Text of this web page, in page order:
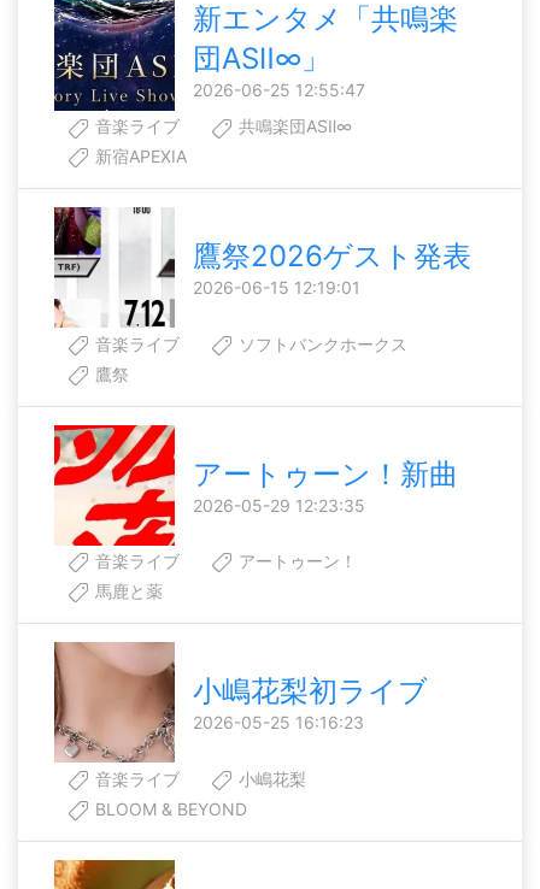
新エンタメ「共鳴楽
団ASⅡ∞」
2026-06-25 12:55:47
音楽ライブ
共鳴楽団ASⅡ∞
新宿APEXIA
鷹祭2026ゲスト発表
2026-06-15 12:19:01
音楽ライブ
ソフトバンクホークス
鷹祭
アートゥーン！新曲
2026-05-29 12:23:35
音楽ライブ
アートゥーン！
馬鹿と薬
小嶋花梨初ライブ
2026-05-25 16:16:23
音楽ライブ
小嶋花梨
BLOOM & BEYOND